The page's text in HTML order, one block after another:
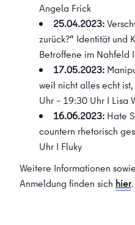
Angela Frick
25.04.2023:
zurück?“ Identität und
Betroffene im Nahfeld
17.05.2023:
weil nicht alles echt
Uhr – 19:30 Uhr I Lisa
16.06.2023: Hate
countern rhetorisch
Uhr I Fluky
Weitere Informationen
Anmeldung finden sich hier.